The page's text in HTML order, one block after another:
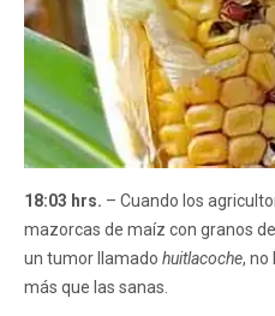
18:03 hrs. – Cuando los
mazorcas de maíz con granos
un tumor llamado huitlacoche, no
más que las sanas.